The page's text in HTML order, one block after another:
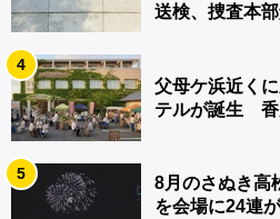
送検、捜査本
4
父母ケ浜近く
テルが誕生 香
5
8月のさぬき
を会場に24連